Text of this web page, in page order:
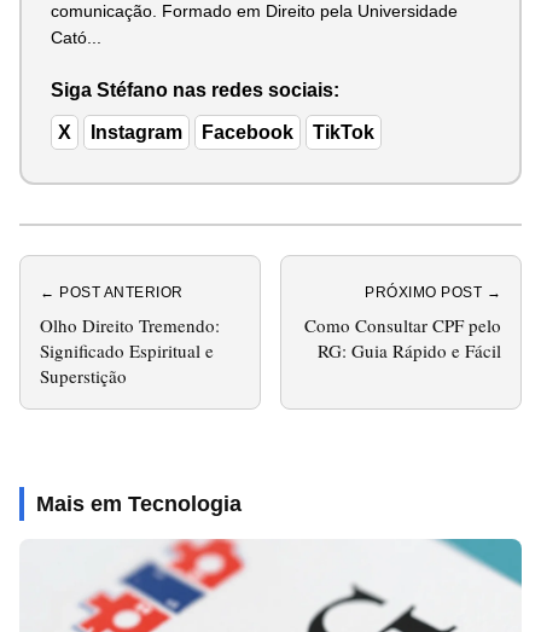
comunicação. Formado em Direito pela Universidade
Cató...
Siga Stéfano nas redes sociais:
X Instagram Facebook TikTok
← POST ANTERIOR
Olho Direito Tremendo:
Significado Espiritual e
Superstição
PRÓXIMO POST →
Como Consultar CPF pelo
RG: Guia Rápido e Fácil
Mais em Tecnologia